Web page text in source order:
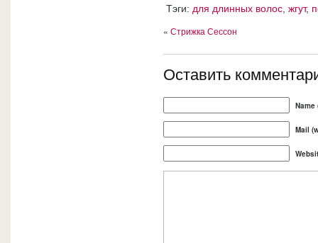
Тэги: для длинных волос, жгут,
« Стрижка Сессон
Оставить
Name
Mail